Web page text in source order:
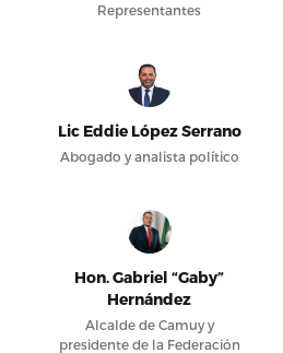
Representantes
Lic Eddie López Serrano
Abogado y analista político
Hon. Gabriel “Gaby”
Hernández
Alcalde de Camuy y
presidente de la Federación